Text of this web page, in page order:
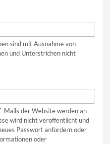
sind mit Ausnahme von
und Unterstrichen nicht
Mails der Website werden an
wird nicht veröffentlicht und
Passwort anfordern oder
oder